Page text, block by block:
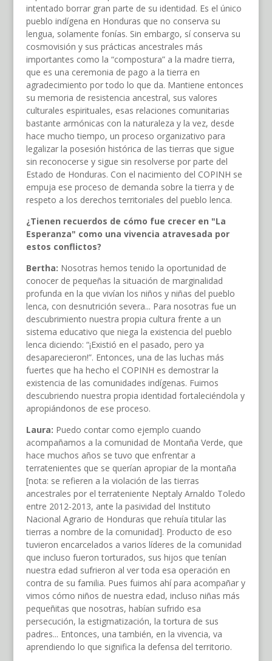
intentado borrar gran parte de su identidad. Es el único
pueblo indígena en Honduras que no conserva su
lengua, solamente fonías. Sin embargo, sí conserva su
cosmovisión y sus prácticas ancestrales más
importantes como la “compostura” a la madre tierra,
que es una ceremonia de pago a la tierra en
agradecimiento por todo lo que da. Mantiene entonces
su memoria de resistencia ancestral, sus valores
culturales espirituales, esas relaciones comunitarias
bastante armónicas con la naturaleza y la vez, desde
hace mucho tiempo, un proceso organizativo para
legalizar la posesión histórica de las tierras que sigue
sin reconocerse y sigue sin resolverse por parte del
Estado de Honduras. Con el nacimiento del COPINH se
empuja ese proceso de demanda sobre la tierra y de
respeto a los derechos territoriales del pueblo lenca.
¿Tienen recuerdos de cómo fue crecer en "La
Esperanza" como una vivencia atravesada por
estos conflictos?
Bertha: Nosotras hemos tenido la oportunidad de
conocer de pequeñas la situación de marginalidad
profunda en la que vivían los niños y niñas del pueblo
lenca, con desnutrición severa... Para nosotras fue un
descubrimiento nuestra propia cultura frente a un
sistema educativo que niega la existencia del pueblo
lenca diciendo: “¡Existió en el pasado, pero ya
desaparecieron!”. Entonces, una de las luchas más
fuertes que ha hecho el COPINH es demostrar la
existencia de las comunidades indígenas. Fuimos
descubriendo nuestra propia identidad fortaleciéndola y
apropiándonos de ese proceso.
Laura: Puedo contar como ejemplo cuando
acompañamos a la comunidad de Montaña Verde, que
hace muchos años se tuvo que enfrentar a
terratenientes que se querían apropiar de la montaña
[nota: se refieren a la violación de las tierras
ancestrales por el terrateniente Neptaly Arnaldo Toledo
entre 2012-2013, ante la pasividad del Instituto
Nacional Agrario de Honduras que rehuía titular las
tierras a nombre de la comunidad]. Producto de eso
tuvieron encarcelados a varios líderes de la comunidad
que incluso fueron torturados, sus hijos que tenían
nuestra edad sufrieron al ver toda esa operación en
contra de su familia. Pues fuimos ahí para acompañar y
vimos cómo niños de nuestra edad, incluso niñas más
pequeñitas que nosotras, habían sufrido esa
persecución, la estigmatización, la tortura de sus
padres... Entonces, una también, en la vivencia, va
aprendiendo lo que significa la defensa del territorio.